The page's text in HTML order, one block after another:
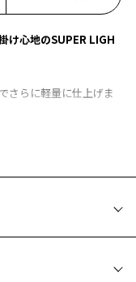
け心地のSUPER LIGH
さらに軽量に仕上げま
性がビジネス用にか
顔をすっきりとシャー